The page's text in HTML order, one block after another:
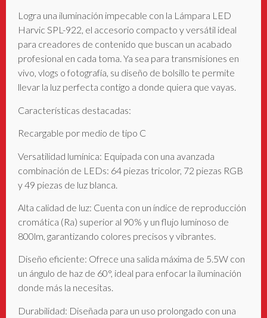
Logra una iluminación impecable con la Lámpara LED
Harvic SPL-922, el accesorio compacto y versátil ideal
para creadores de contenido que buscan un acabado
profesional en cada toma. Ya sea para transmisiones en
vivo, vlogs o fotografía, su diseño de bolsillo te permite
llevar la luz perfecta contigo a donde quiera que vayas.
Características destacadas:
Recargable por medio de tipo C
Versatilidad lumínica: Equipada con una avanzada
combinación de LEDs: 64 piezas tricolor, 72 piezas RGB
y 49 piezas de luz blanca.
Alta calidad de luz: Cuenta con un índice de reproducción
cromática (Ra) superior al 90% y un flujo luminoso de
800lm, garantizando colores precisos y vibrantes.
Diseño eficiente: Ofrece una salida máxima de 5.5W con
un ángulo de haz de 60°, ideal para enfocar la iluminación
donde más la necesitas.
Durabilidad: Diseñada para un uso prolongado con una